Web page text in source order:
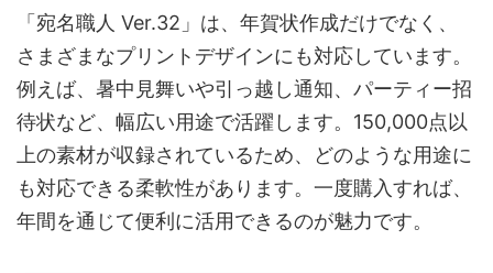
「宛名職人 Ver.32」は、年賀状作成だけでなく、
さまざまなプリントデザインにも対応しています。
例えば、暑中見舞いや引っ越し通知、パーティー招
待状など、幅広い用途で活躍します。150,000点以
上の素材が収録されているため、どのような用途に
も対応できる柔軟性があります。一度購入すれば、
年間を通じて便利に活用できるのが魅力です。